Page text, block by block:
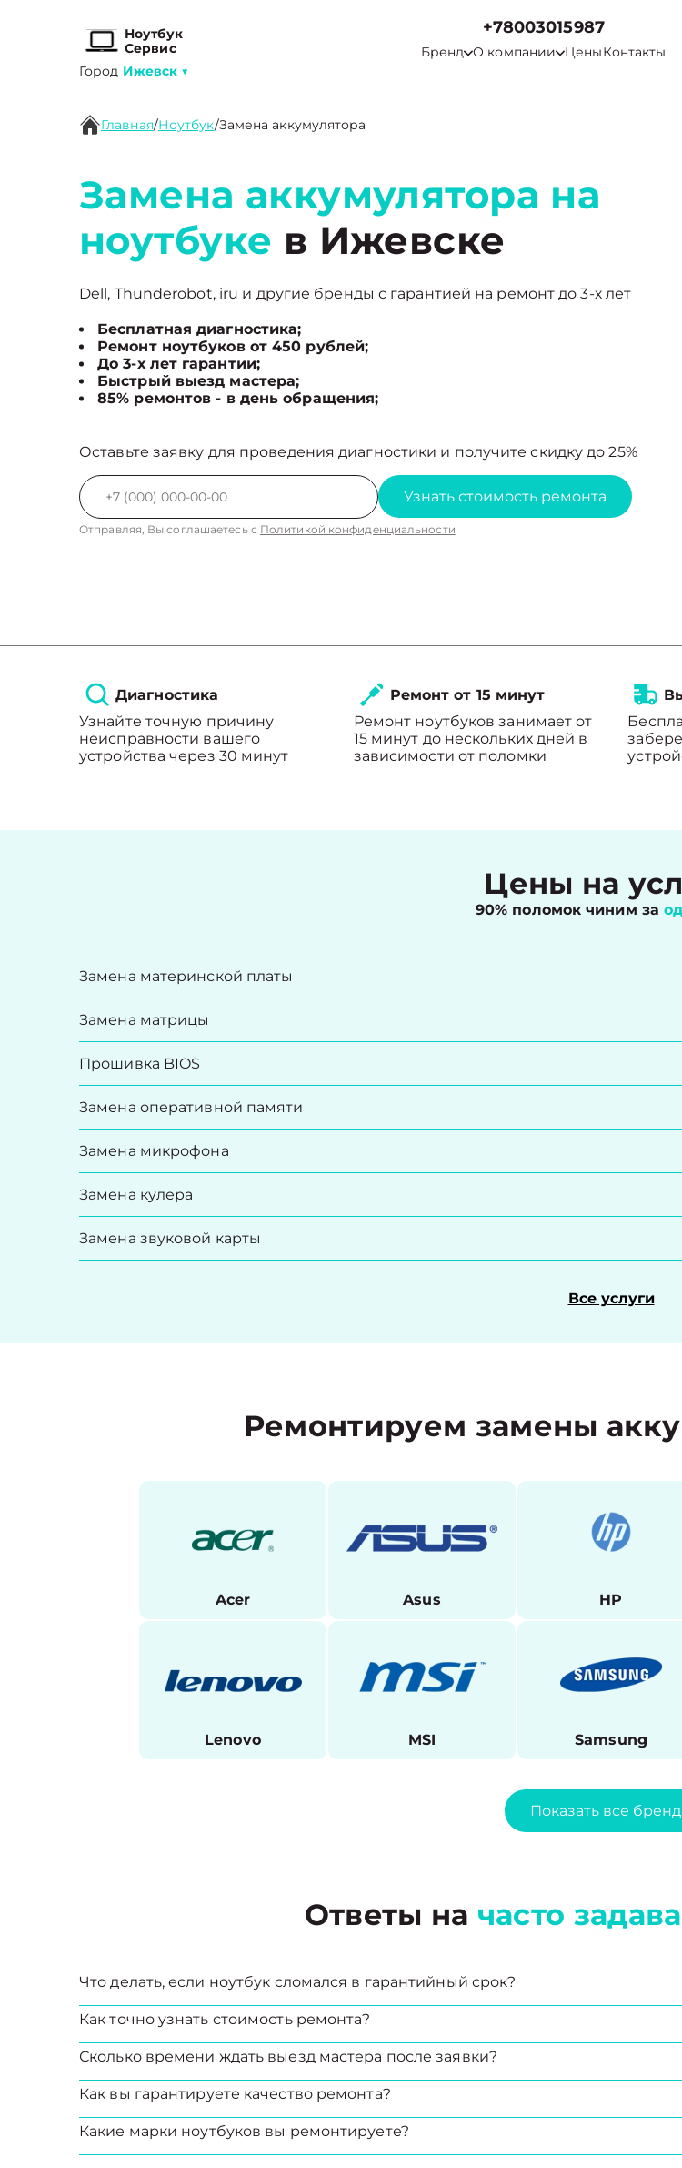
Ноутбук
Сервис
Город Ижевск ▼
+78003015987
Бренд О компании ЦеныКонтакты
Главная/Ноутбук/Замена аккумулятора
Замена аккумулятора на
ноутбуке в Ижевске
Dell, Thunderobot, iru и другие бренды с гарантией на ремонт до 3-х лет
Бесплатная диагностика;
Ремонт ноутбуков от 450 рублей;
До 3-х лет гарантии;
Быстрый выезд мастера;
85% ремонтов - в день обращения;
Оставьте заявку для проведения диагностики и получите скидку до 25%
Узнать стоимость ремонта
Отправляя, Вы соглашаетесь с Политикой конфиденциальности
Диагностика
Узнайте точную причину
неисправности вашего
устройства через 30 минут
Ремонт от 15 минут
Ремонт ноутбуков занимает от
15 минут до нескольких дней в
зависимости от поломки
Цены на
90% поломок чиним за
Замена материнской платы
Замена матрицы
Прошивка BIOS
Замена оперативной памяти
Замена микрофона
Замена кулера
Замена звуковой карты
Все услуги
Ремонтируем замены
Acer Asus HP
Lenovo MSI Samsung
Показать все
Ответы на часто
Что делать, если ноутбук сломался в гарантийный срок?
Как точно узнать стоимость ремонта?
Сколько времени ждать выезд мастера после заявки?
Как вы гарантируете качество ремонта?
Какие марки ноутбуков вы ремонтируете?